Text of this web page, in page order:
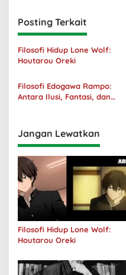
Posting Terkait
Filosofi Hidup Lone Wolf:
Houtarou Oreki
Filosofi Edogawa Rampo:
Antara Ilusi, Fantasi, dan
Jangan Lewatkan
Filosofi Hidup Lone Wolf:
Houtarou Oreki